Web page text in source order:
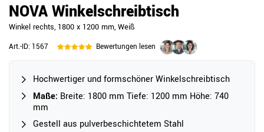
NOVA Winkelschreibtisch
Winkel rechts, 1800 x 1200 mm, Weiß
Art.-ID: 1567 Bewertungen lesen
Hochwertiger und formschöner Winkelschreibtisch
Maße: Breite: 1800 mm Tiefe: 1200 mm Höhe: 740
mm
Gestell aus pulverbeschichtetem Stahl